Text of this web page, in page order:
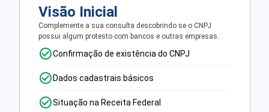
Visão Inicial
Complemente a sua consulta descobrindo se o CNPJ
possui algum protesto com bancos e outras empresas.
Confirmação de existência do CNPJ
Dados cadastrais básicos
Situação na Receita Federal